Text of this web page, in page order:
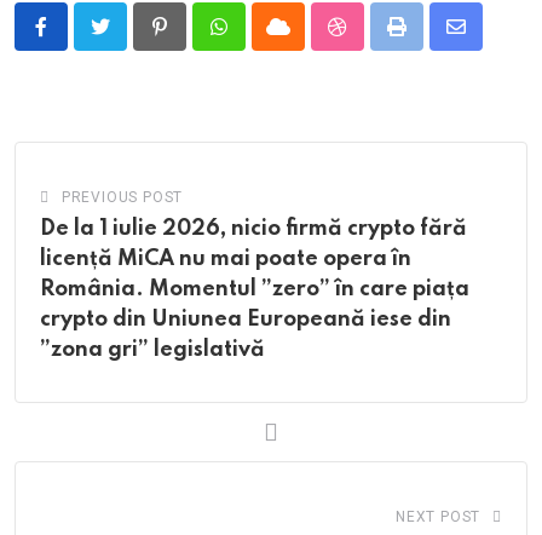
PinterestWhatsappCloud StumbleUpon
Print
Share
PREVIOUS POST
De la 1 iulie 2026, nicio firmă crypto fără
licență MiCA nu mai poate opera în
România. Momentul ”zero” în care piața
crypto din Uniunea Europeană iese din
”zona gri” legislativă
NEXT POST